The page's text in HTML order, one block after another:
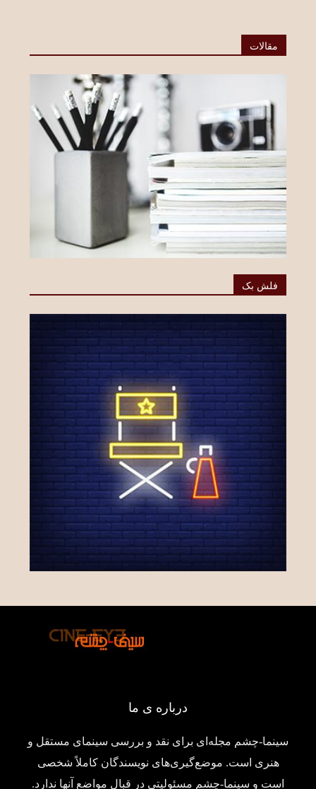
مقالات
فلش بک
درباره ی ما
سینما-چشم مجله‌ای برای نقد و بررسی سینمای مستقل و
هنری است. موضع‌گیری‌های نویسندگان کاملاً شخصی
است و سینما-چشم مسئولیتی در قبال مواضع آنها ندارد.